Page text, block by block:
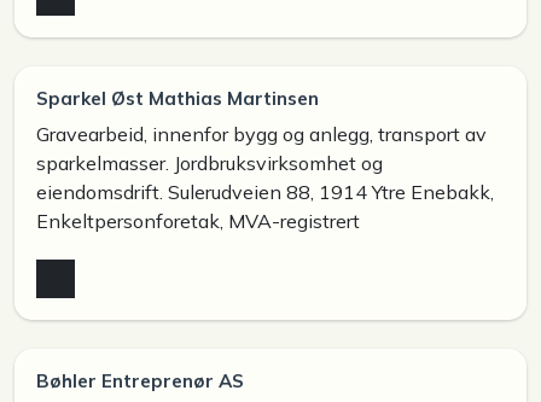
Sparkel Øst Mathias Martinsen
Gravearbeid, innenfor bygg og anlegg, transport av
sparkelmasser. Jordbruksvirksomhet og
eiendomsdrift. Sulerudveien 88, 1914 Ytre Enebakk,
Enkeltpersonforetak, MVA-registrert
Bøhler Entreprenør AS